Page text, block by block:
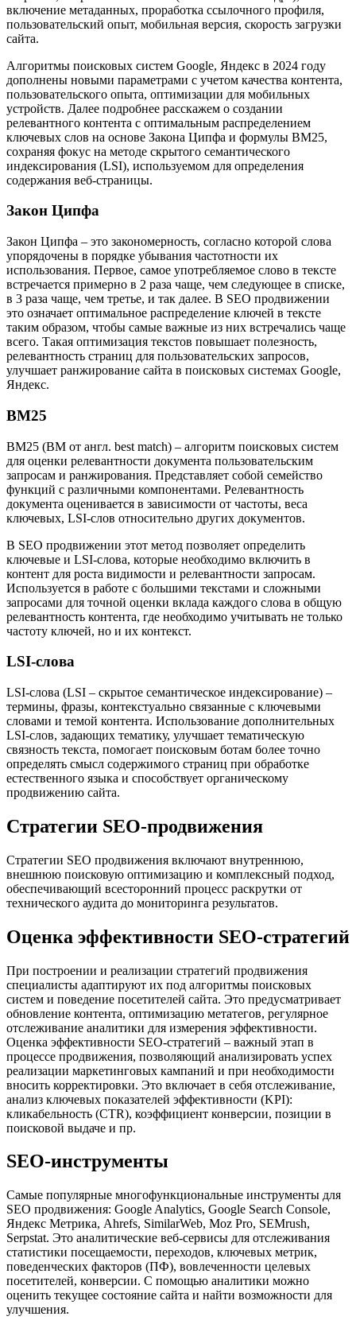
включение метаданных, проработка ссылочного профиля,
пользовательский опыт, мобильная версия, скорость загрузки
сайта.
Алгоритмы поисковых систем Google, Яндекс в 2024 году
дополнены новыми параметрами с учетом качества контента,
пользовательского опыта, оптимизации для мобильных
устройств. Далее подробнее расскажем о создании
релевантного контента с оптимальным распределением
ключевых слов на основе Закона Ципфа и формулы BM25,
сохраняя фокус на методе скрытого семантического
индексирования (LSI), используемом для определения
содержания веб-страницы.
Закон Ципфа
Закон Ципфа – это закономерность, согласно которой слова
упорядочены в порядке убывания частотности их
использования. Первое, самое употребляемое слово в тексте
встречается примерно в 2 раза чаще, чем следующее в списке,
в 3 раза чаще, чем третье, и так далее. В SEO продвижении
это означает оптимальное распределение ключей в тексте
таким образом, чтобы самые важные из них встречались чаще
всего. Такая оптимизация текстов повышает полезность,
релевантность страниц для пользовательских запросов,
улучшает ранжирование сайта в поисковых системах Google,
Яндекс.
BM25
BM25 (BM от англ. best match) – алгоритм поисковых систем
для оценки релевантности документа пользовательским
запросам и ранжирования. Представляет собой семейство
функций с различными компонентами. Релевантность
документа оценивается в зависимости от частоты, веса
ключевых, LSI-слов относительно других документов.
В SEO продвижении этот метод позволяет определить
ключевые и LSI-слова, которые необходимо включить в
контент для роста видимости и релевантности запросам.
Используется в работе с большими текстами и сложными
запросами для точной оценки вклада каждого слова в общую
релевантность контента, где необходимо учитывать не только
частоту ключей, но и их контекст.
LSI-слова
LSI-слова (LSI – скрытое семантическое индексирование) –
термины, фразы, контекстуально связанные с ключевыми
словами и темой контента. Использование дополнительных
LSI-слов, задающих тематику, улучшает тематическую
связность текста, помогает поисковым ботам более точно
определять смысл содержимого страниц при обработке
естественного языка и способствует органическому
продвижению сайта.
Стратегии SEO-продвижения
Стратегии SEO продвижения включают внутреннюю,
внешнюю поисковую оптимизацию и комплексный подход,
обеспечивающий всесторонний процесс раскрутки от
технического аудита до мониторинга результатов.
Оценка эффективности SEO-стратегий
При построении и реализации стратегий продвижения
специалисты адаптируют их под алгоритмы поисковых
систем и поведение посетителей сайта. Это предусматривает
обновление контента, оптимизацию метатегов, регулярное
отслеживание аналитики для измерения эффективности.
Оценка эффективности SEO-стратегий – важный этап в
процессе продвижения, позволяющий анализировать успех
реализации маркетинговых кампаний и при необходимости
вносить корректировки. Это включает в себя отслеживание,
анализ ключевых показателей эффективности (KPI):
кликабельность (CTR), коэффициент конверсии, позиции в
поисковой выдаче и пр.
SEO-инструменты
Самые популярные многофункциональные инструменты для
SEO продвижения: Google Analytics, Google Search Console,
Яндекс Метрика, Ahrefs, SimilarWeb, Moz Pro, SEMrush,
Serpstat. Это аналитические веб-сервисы для отслеживания
статистики посещаемости, переходов, ключевых метрик,
поведенческих факторов (ПФ), вовлеченности целевых
посетителей, конверсии. С помощью аналитики можно
оценить текущее состояние сайта и найти возможности для
улучшения.